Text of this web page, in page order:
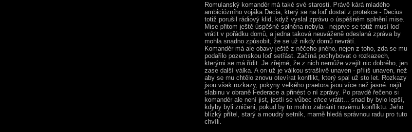
Romulanský komandér má také své starosti. Právě kárá mladého
ambiciózního vojáka Decia, který se na loď dostal z protekce - Decius
totiž porušil rádiový klid, když vyslal zprávu o úspěšném splnění mise.
Mise přitom ještě úspěšně splněna nebyla - nejprve se totiž musí loď
vrátit v pořádku domů, a jedna taková neuváženě odeslaná zpráva by
mohla snadno způsobit, že se už nikdy domů nevrátí.
Komandér má ale obavy ještě z něčeho jiného, nejen z toho, zda se mu
podařilo pozemskou loď setřást. Začíná pochybovat o rozkazech,
kterými se má řídit. Je zřejmé, že z nich nemůže vzejít nic dobrého, jen
zase další válka. A on už je válkou strašlivě unaven - příliš unaven, než
aby se mu chtělo znovu otevírat konflikt, který spal už sto let. Rozkazy
jsou však rozkazy, pokyny velkého praetora jsou více než jasné: najít
slabinu v obraně Federace a přinést o ní zprávy. Po pravdě řečeno si
komandér ale není jist, jestli se vůbec chcevrátit... snad by bylo lepší,
kdyby byli zničeni, pokud by to mohlo zabránit novému konfliktu. Jeho
blízký přítel, starý a moudrý setník, marně hledá správnou radu pro tuto
chvíli.